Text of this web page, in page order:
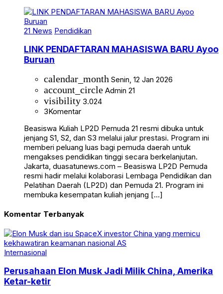
21 News Pendidikan
LINK PENDAFTARAN MAHASISWA BARU Ayoo
Buruan
calendar_month Senin, 12 Jan 2026
account_circle Admin 21
visibility 3.024
3Komentar
Beasiswa Kuliah LP2D Pemuda 21 resmi dibuka untuk
jenjang S1, S2, dan S3 melalui jalur prestasi. Program ini
memberi peluang luas bagi pemuda daerah untuk
mengakses pendidikan tinggi secara berkelanjutan.
Jakarta, duasatunews.com – Beasiswa LP2D Pemuda
resmi hadir melalui kolaborasi Lembaga Pendidikan dan
Pelatihan Daerah (LP2D) dan Pemuda 21. Program ini
membuka kesempatan kuliah jenjang […]
Komentar Terbanyak
Internasional
Perusahaan Elon Musk Jadi Milik China, Amerika
Ketar-ketir